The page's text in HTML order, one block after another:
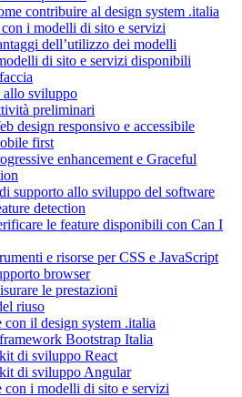
contribuire al design system .italia
i modelli di sito e servizi
dell’utilizzo dei modelli
di sito e servizi disponibili
sviluppo
preliminari
design responsivo e accessibile
first
enhancement e Graceful
supporto allo sviluppo del software
detection
le feature disponibili con Can I
e risorse per CSS e JavaScript
browser
le prestazioni
riuso
il design system .italia
Bootstrap Italia
di sviluppo React
di sviluppo Angular
con i modelli di sito e servizi